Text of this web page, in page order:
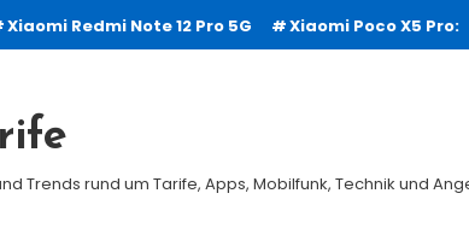
Xiaomi Redmi Note 12 Pro 5G Xiaomi Poco X5 Pro:
Trends rund um Tarife, Apps, Mobilfunk, Technik und